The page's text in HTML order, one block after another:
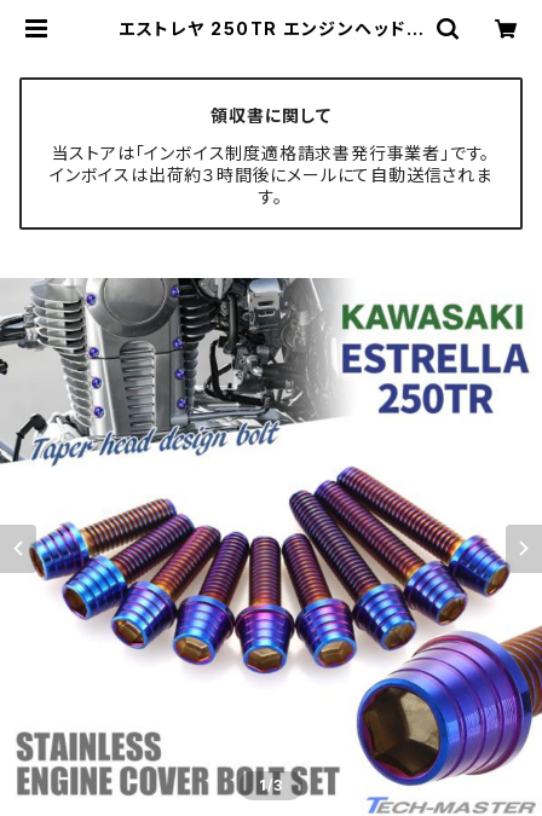
エストレヤ 250TR エンジンヘッドカ
ラー TB8453 | TECH-MASTER
ボルト専門店
領収書に関して
当ストアは「インボイス制度適格請求書発行事業者」です。
インボイスは出荷約３時間後にメールにて自動送信されま
す。
1/3